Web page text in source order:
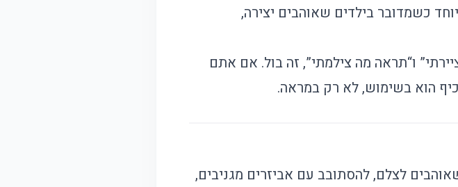
כשמדובר בילדים שאוהבים יצירה,
ו“תראה מה צילמתי”, זה בול. אם אתם
הוא בשימוש, לא רק במראה.
3-12, בעיקר לכאלה שאוהבים לצלם, להסתובב עם אביזרים מגניבים,